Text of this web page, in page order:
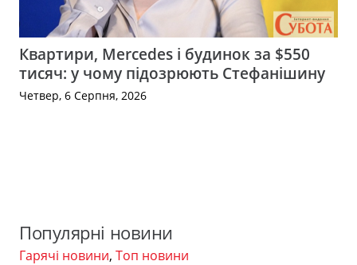
Квартири, Mercedes і будинок за $550
тисяч: у чому підозрюють Стефанішину
Четвер, 6 Серпня, 2026
Популярні новини
Гарячі новини, Топ новини